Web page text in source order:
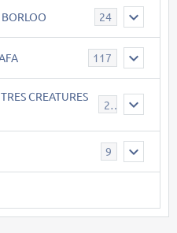
BORLOO 24
117
CREATURES
26
9